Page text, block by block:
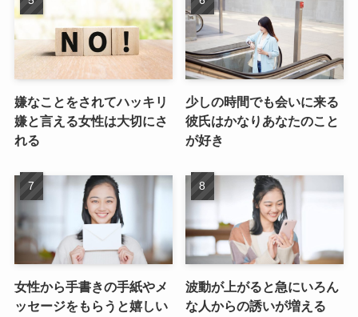
嫌なことをされてハッキリ
嫌と言える女性は大切にさ
れる
少しの時間でも会いに来る
彼氏はかなりあなたのこと
が好き
女性から手書きの手紙やメ
ッセージをもらうと嬉しい
波動が上がると急にいろん
な人からの誘いが増える